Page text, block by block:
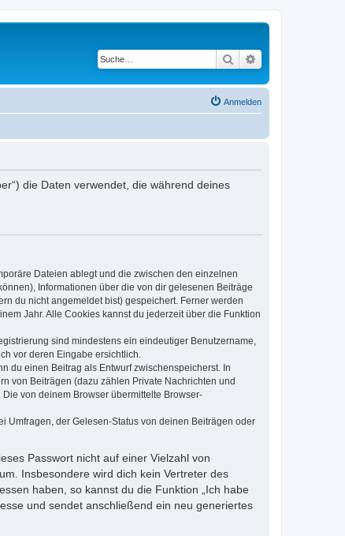
Suche
Anmelden
die Daten verwendet, die während deines
Dateien ablegt und die zwischen den einzelnen
Informationen über die von dir gelesenen Beiträge
du nicht angemeldet bist) gespeichert. Ferner werden
Jahr. Alle Cookies kannst du jederzeit über die Funktion
sind mindestens ein eindeutiger Benutzername,
vor deren Eingabe ersichtlich.
du einen Beitrag als Entwurf zwischenspeicherst. In
von Beiträgen (dazu zählen Private Nachrichten und
von deinem Browser übermittelte Browser-
Umfragen, der Gelesen-Status von deinen Beiträgen oder
Passwort nicht auf einer Vielzahl von
Insbesondere wird dich kein Vertreter des
haben, so kannst du die Funktion „Ich habe
und sendet anschließend ein neu generiertes